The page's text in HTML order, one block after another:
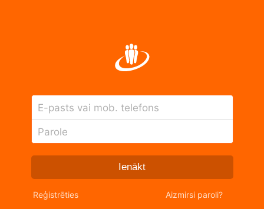
E-pasts vai mob. telefons
Parole
Ienākt
Reģistrēties Aizmirsi paroli?